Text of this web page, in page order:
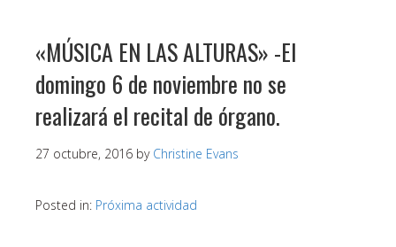
«MÚSICA EN LAS ALTURAS» -El
domingo 6 de noviembre no se
realizará el recital de órgano.
27 octubre, 2016 by Christine Evans
Posted in: Próxima actividad